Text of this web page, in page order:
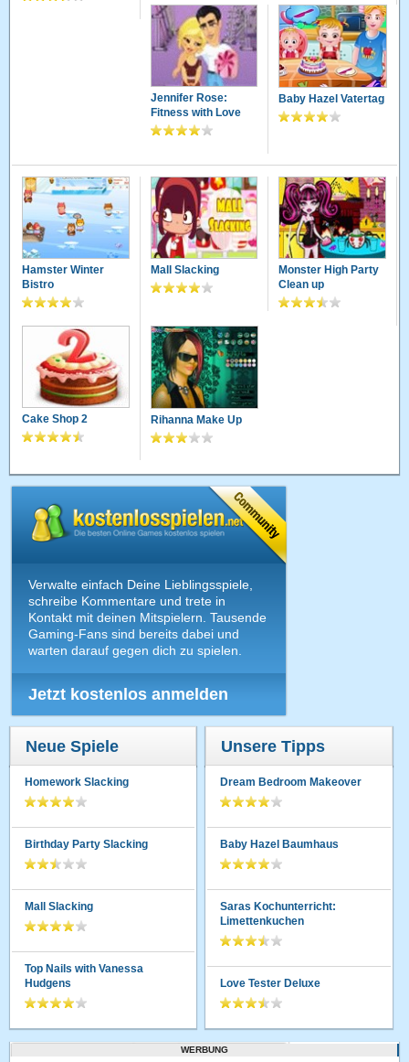
Jennifer Rose:
Fitness with Love
Baby Hazel Vatertag
Hamster Winter
Bistro
Mall Slacking
Monster High Party
Clean up
Cake Shop 2 Rihanna Make Up
Verwalte einfach Deine Lieblingsspiele,
schreibe Kommentare und trete in
Kontakt mit deinen Mitspielern. Tausende
Gaming-Fans sind bereits dabei und
warten darauf gegen dich zu spielen.
Jetzt kostenlos anmelden
Neue Spiele
Homework Slacking
Birthday Party Slacking
Mall Slacking
Top Nails with Vanessa
Hudgens
Unsere Tipps
Dream Bedroom Makeover
Baby Hazel Baumhaus
Saras Kochunterricht:
Limettenkuchen
Love Tester Deluxe
WERBUNG